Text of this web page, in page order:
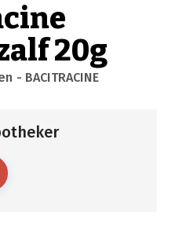
20g
- BACITRACINE